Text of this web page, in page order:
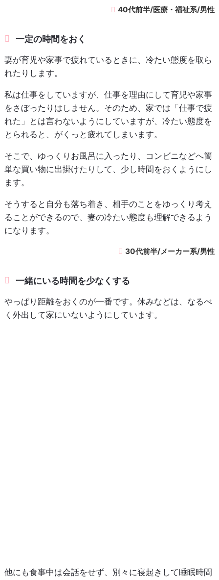
40代前半/医療・福祉系/男性
一定の時間をおく
妻が育児や家事で疲れているときに、冷たい態度を取ら
れたりします。
私は仕事をしていますが、仕事を理由にして育児や家事
をさぼったりはしません。そのため、家では「仕事で疲
れた」とは言わないようにしていますが、冷たい態度を
とられると、がくっと疲れてしまいます。
そこで、ゆっくりお風呂に入ったり、コンビニなどへ簡
単な買い物に出掛けたりして、少し時間をおくようにし
ます。
そうすると自分も落ち着き、相手のことをゆっくり考え
ることができるので、妻の冷たい態度も理解できるよう
になります。
30代前半/メーカー系/男性
一緒にいる時間を少なくする
やっぱり距離をおくのが一番です。休みなどは、なるべ
く外出して家にいないようにしています。
他にも食事中は会話をせず、別々に寝起きして睡眠時間